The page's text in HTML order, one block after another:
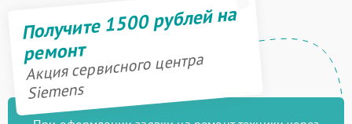
Получите 1500 рублей на
ремонт
Акция сервисного центра
Siemens